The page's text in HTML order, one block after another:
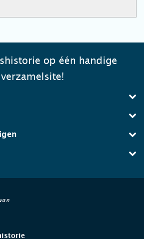
op één handige
verzamelsite!